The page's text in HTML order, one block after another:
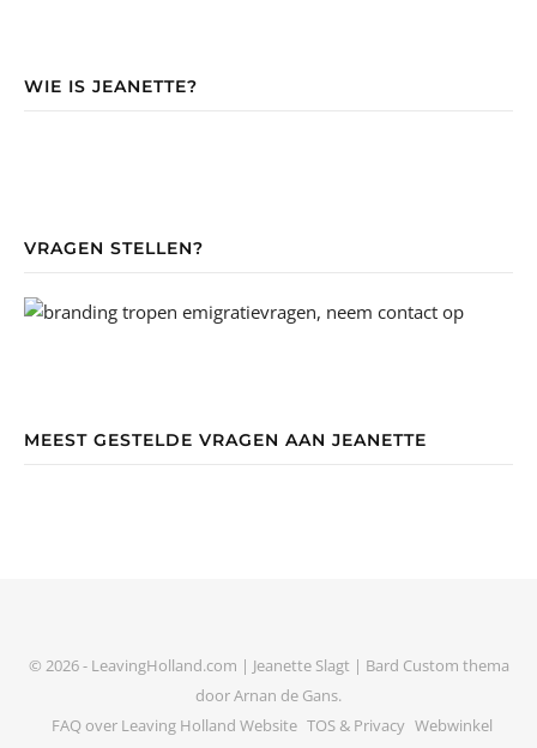
WIE IS JEANETTE?
VRAGEN STELLEN?
MEEST GESTELDE VRAGEN AAN JEANETTE
© 2026 - LeavingHolland.com | Jeanette Slagt | Bard Custom thema
doorArnan de Gans.
FAQ over Leaving Holland Website TOS & Privacy Webwinkel